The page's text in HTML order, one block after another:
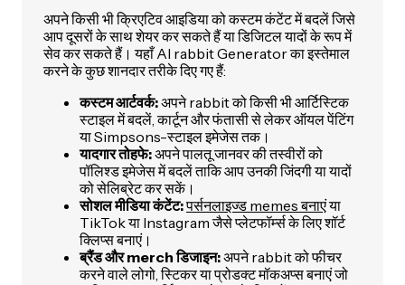
अपने किसी भी क्रिएटिव आइडिया को कस्टम कंटेंट में बदलें जिसे
आप दूसरों के साथ शेयर कर सकते हैं या डिजिटल यादों के रूप में
सेव कर सकते हैं। यहाँ AI rabbit Generator का इस्तेमाल
करने के कुछ शानदार तरीके दिए गए हैं:
कस्टम आर्टवर्क:अपने rabbit को किसी भी आर्टिस्टिक
स्टाइल में बदलें, कार्टून और फंतासी से लेकर ऑयल पेंटिंग
या Simpsons-स्टाइल इमेजेस तक।
यादगार तोहफे:अपने पालतू जानवर की तस्वीरों को
पॉलिश्ड इमेजेस में बदलें ताकि आप उनकी जिंदगी या यादों
को सेलिब्रेट कर सकें।
सोशल मीडिया कंटेंट:पर्सनलाइज्ड memes बनाएंया
TikTok या Instagram जैसे प्लेटफॉर्म्स के लिए शॉर्ट
क्लिप्स बनाएं।
ब्रैंड और merch डिजाइन:अपने rabbit को फीचर
करने वाले लोगो, स्टिकर या प्रोडक्ट मॉकअप्स बनाएं जो